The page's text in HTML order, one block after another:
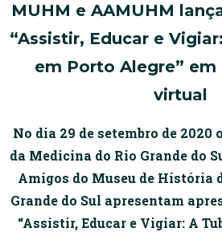
MUHM e AAMUHM
“Assistir, Educar e
em Porto Alegre”
virtual
No dia 29 de setembro de 2020
da Medicina do Rio Grande do
Amigos do Museu de História
Grande do Sul apresentam
“Assistir, Educar e Vigiar: A